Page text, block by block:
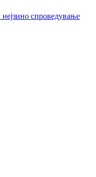
спроведување